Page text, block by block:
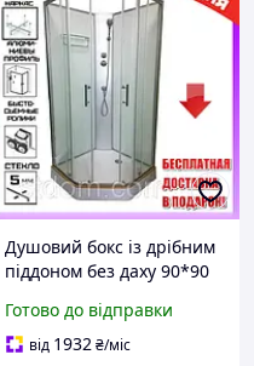
Душовий бокс із дрібним
піддоном без даху 90*90
прозоре
Готово до відправки
від 1932₴/міс